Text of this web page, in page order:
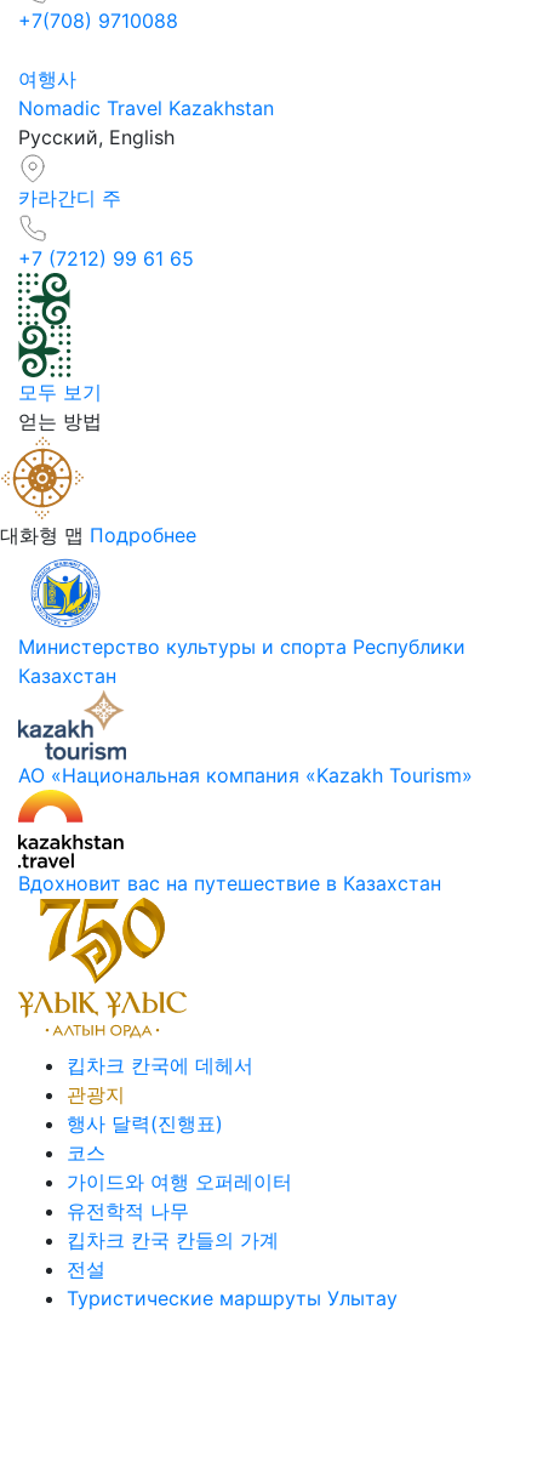
+7(708) 9710088
여행사
Nomadic Travel Kazakhstan
Русский, English
카라간디 주
+7 (7212) 99 61 65
모두 보기
얻는 방법
대화형 맵 Подробнее
Министерство культуры и спорта Республики
Казахстан
АО «Национальная компания «Kazakh Tourism»
Вдохновит вас на путешествие в Казахстан
킵차크 칸국에 데헤서
관광지
행사 달력(진행표)
코스
가이드와 여행 오퍼레이터
유전학적 나무
킵차크 칸국 칸들의 가계
전설
Туристические маршруты Улытау